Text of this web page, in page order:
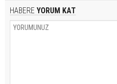
HABERE YORUM KAT